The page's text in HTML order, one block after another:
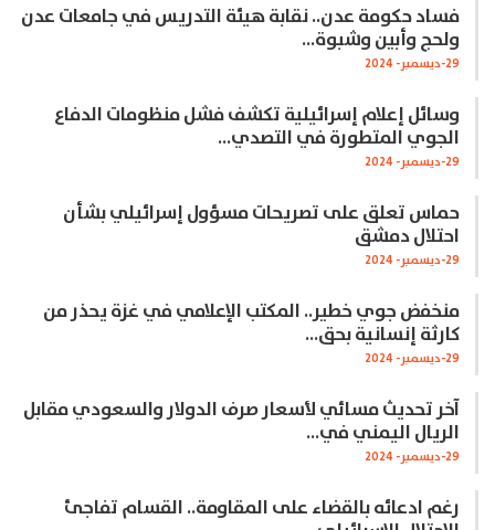
فساد حكومة عدن.. نقابة هيئة التدريس في جامعات عدن
ولحج وأبين وشبوة…
29-ديسمبر- 2024
وسائل إعلام إسرائيلية تكشف فشل منظومات الدفاع
الجوي المتطورة في التصدي…
29-ديسمبر- 2024
حماس تعلق على تصريحات مسؤول إسرائيلي بشأن
احتلال دمشق
29-ديسمبر- 2024
منخفض جوي خطير.. المكتب الإعلامي في غزة يحذر من
كارثة إنسانية بحق…
29-ديسمبر- 2024
آخر تحديث مسائي لأسعار صرف الدولار والسعودي مقابل
الريال اليمني في…
29-ديسمبر- 2024
رغم ادعائه بالقضاء على المقاومة.. القسام تفاجئ